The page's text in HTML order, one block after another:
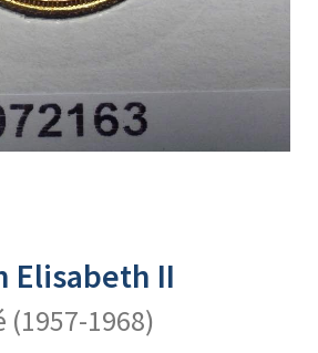
Elisabeth II
(1957-1968)